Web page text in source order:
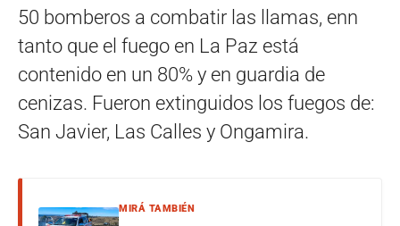
50 bomberos a combatir las llamas, enn
tanto que el fuego en La Paz está
contenido en un 80% y en guardia de
cenizas. Fueron extinguidos los fuegos de:
San Javier, Las Calles y Ongamira.
MIRÁ TAMBIÉN